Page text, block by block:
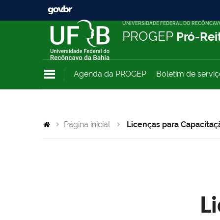
UNIVERSIDADE FEDERAL DO
PROGEP Pró-
Agenda da PROGEP Boletim de
Página inicial Licenças para